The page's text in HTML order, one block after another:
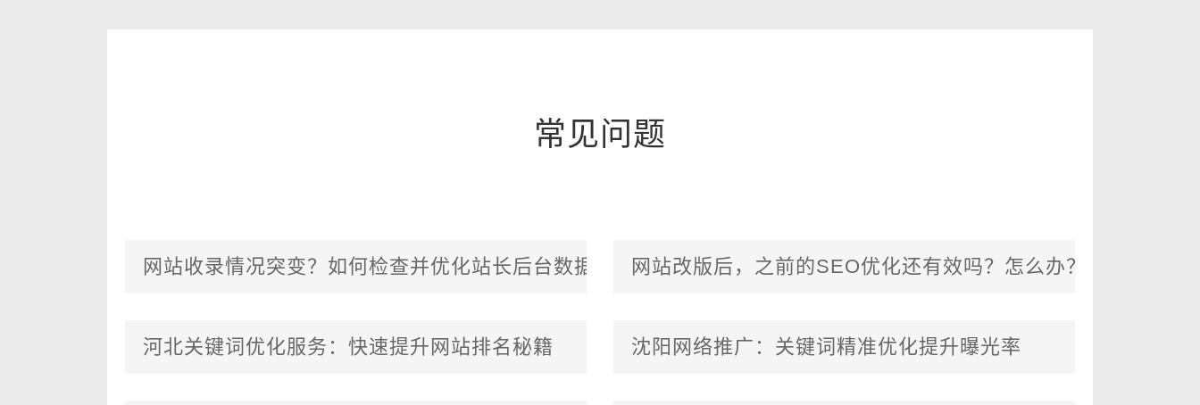
常见问题
网站收录情况突变？如何检查并优化站长后台数据？ 网站改版后，之前的SEO优化还有效吗？怎么办？
河北关键词优化服务：快速提升网站排名秘籍 沈阳网络推广：关键词精准优化提升曝光率